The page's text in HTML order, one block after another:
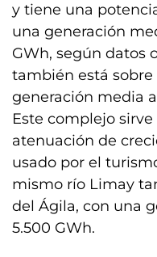
y tiene una
una generación
GWh, según datos
también está sobre
generación media
Este complejo
atenuación de
usado por el
mismo río Limay
del Ágila, con una
5.500 GWh.